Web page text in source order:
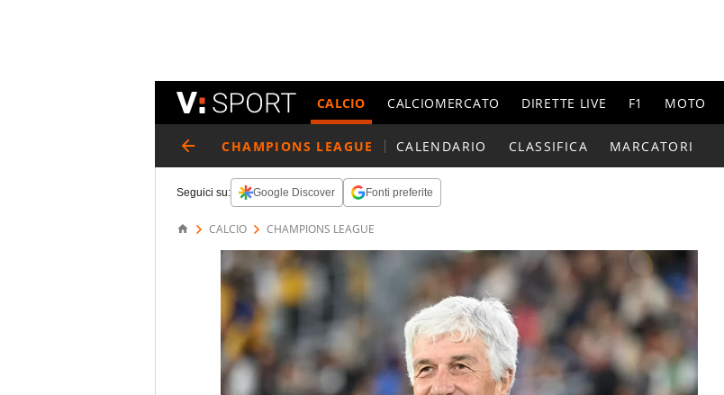
CALCIO CALCIOMERCATO DIRETTE LIVE F1 MOTO
CHAMPIONS LEAGUE CALENDARIO CLASSIFICA MARCATORI
Seguici su: Google Discover Fonti preferite
CALCIO CHAMPIONS LEAGUE